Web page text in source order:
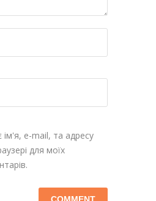
e-mail, та адресу
для моїх